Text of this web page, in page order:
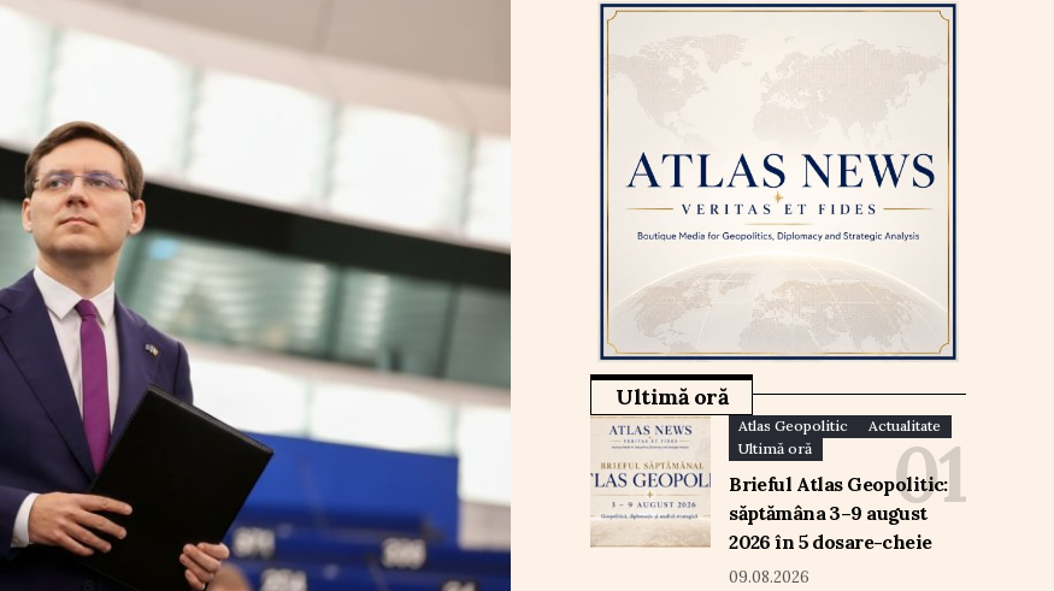
Ultimă oră
Atlas Geopolitic
Actualitate
Ultimă oră
Brieful Atlas Geopolitic:
săptămâna 3–9 august
2026 în 5 dosare-cheie
09.08.2026